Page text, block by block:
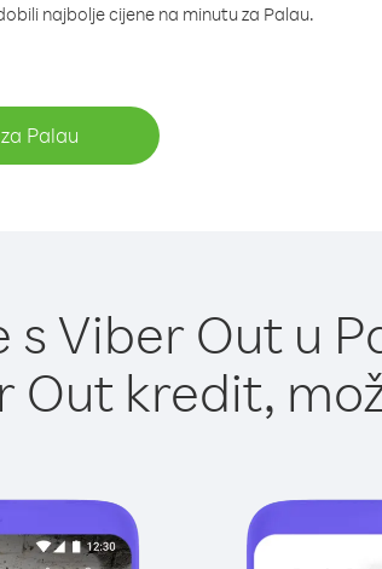
najbolje cijene na minutu za Palau.
Palau
Viber Out u
Out kredit,